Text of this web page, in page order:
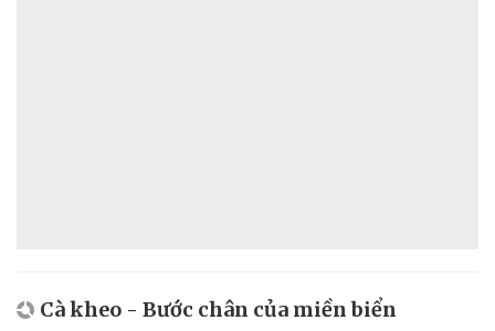
Cà kheo - Bước chân của miền biển